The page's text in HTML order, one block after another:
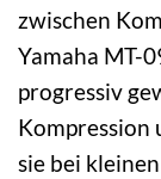
zwischen
Yamaha MT-
progressiv
Kompression
sie bei